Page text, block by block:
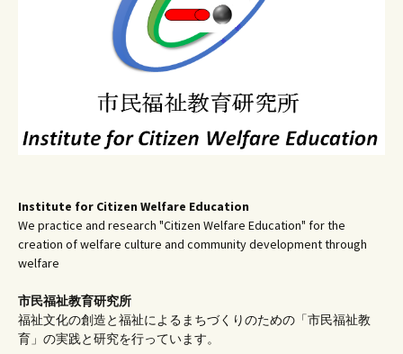
Institute for Citizen Welfare Education
We practice and research "Citizen Welfare Education" for the
creation of welfare culture and community development through
welfare
市民福祉教育研究所
福祉文化の創造と福祉によるまちづくりのための「市民福祉教
育」の実践と研究を行っています。